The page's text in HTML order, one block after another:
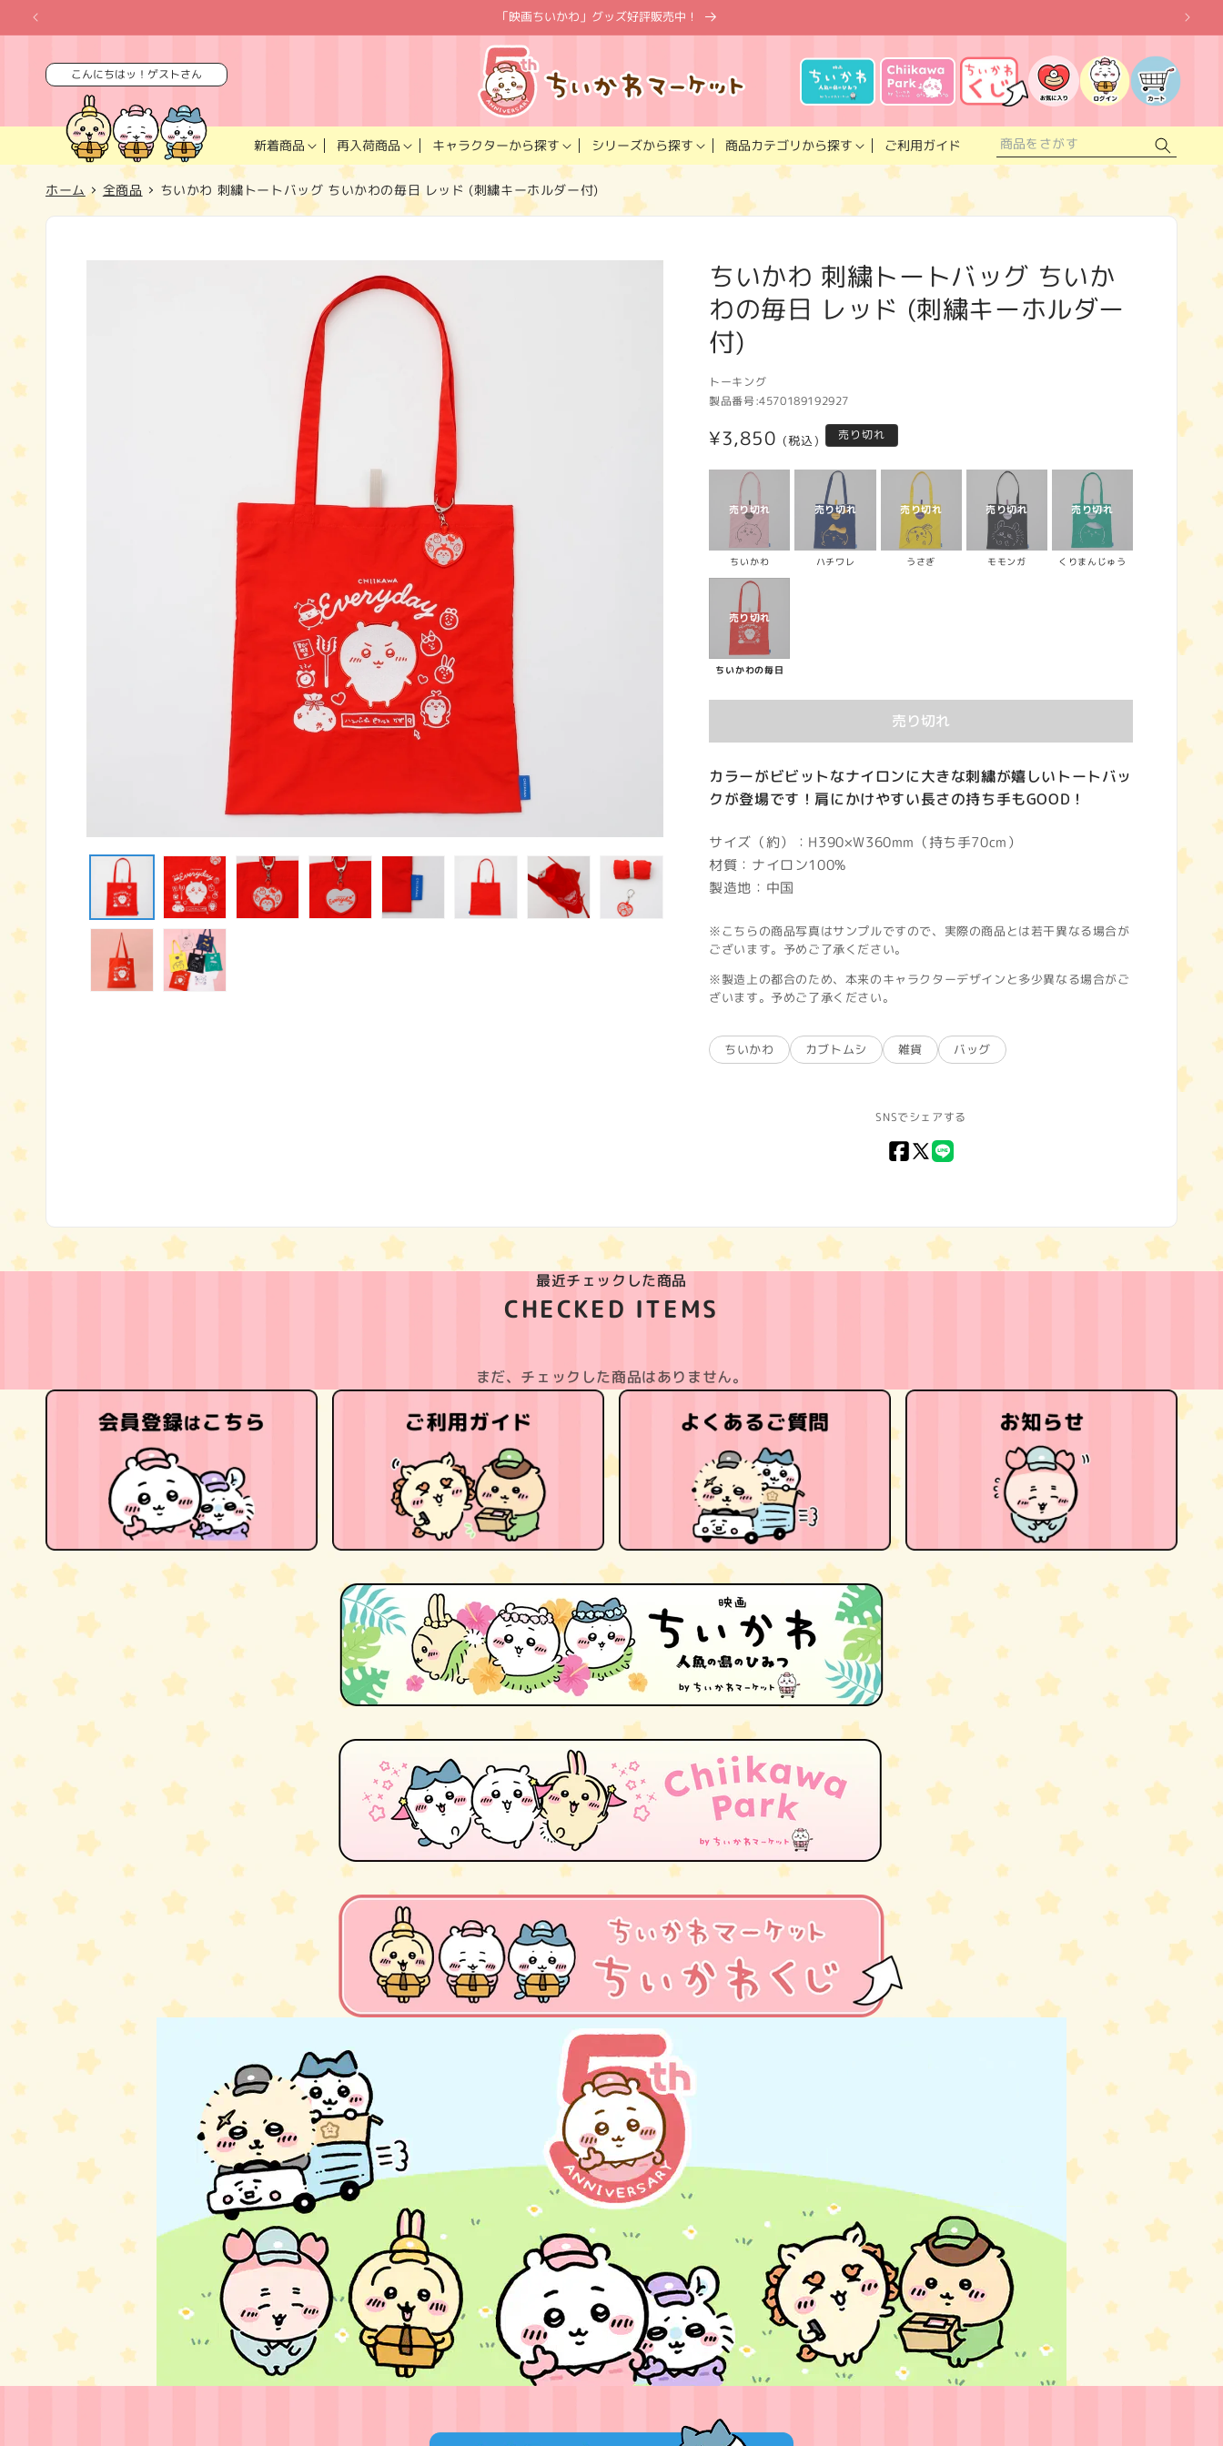
ンツに
進む
「映画ちいかわ」グッズ好評販売中！
こんにちはッ！ゲストさん
新着商品 再入荷商品 キャラクターから探す シリーズから探す 商品カテゴリから探す ご利用ガイド
入
り
ス
ト
グ
イ
カ
ー
ト
ホーム 全商品 ちいかわ 刺繍トートバッグ ちいかわの毎日 レッド (刺繍キーホルダー付)
ー
メ
(1)
ちいかわ 刺繍トートバッグ ちいか
わの毎日 レッド (刺繍キーホルダー
付)
トーキング
製品番号:4570189192927
通
常
¥3,850 (税込) 売り切れ
ちいかわ ハチワレ うさぎ モモンガ くりまんじゅう
ちいかわの毎日
売り切れ
カラーがビビットなナイロンに大きな刺繍が嬉しいトートバッ
クが登場です！肩にかけやすい長さの持ち手もGOOD！
サイズ（約）：H390×W360mm（持ち手70cm）
材質：ナイロン100%
製造地：中国
※こちらの商品写真はサンプルですので、実際の商品とは若干異なる場合が
ございます。予めご了承ください。
※製造上の都合のため、本来のキャラクターデザインと多少異なる場合がご
ざいます。予めご了承ください。
ちいかわ カブトムシ 雑貨 バッグ
SNSでシェアする
Facebook
X
LINE
最近チェックした商品
CHECKED ITEMS
まだ、チェックした商品はありません。